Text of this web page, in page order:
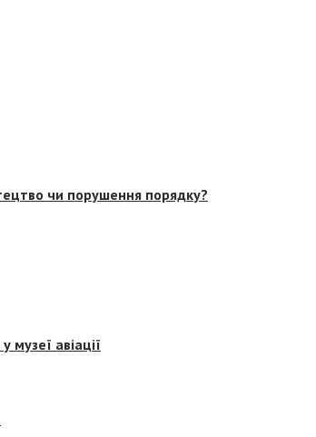
чи порушення порядку?
музеї авіації